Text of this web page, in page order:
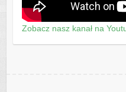
Zobacz nasz kanał na